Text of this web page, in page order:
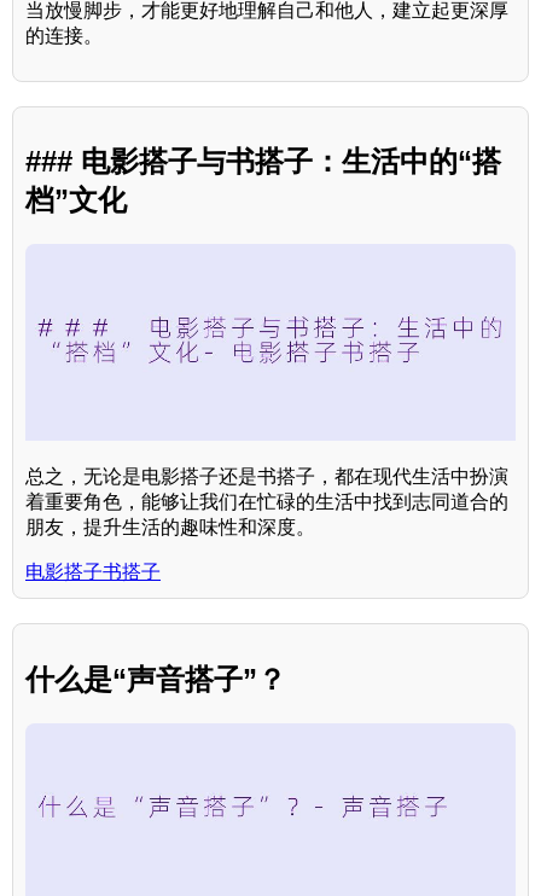
当放慢脚步，才能更好地理解自己和他人，建立起更深厚
的连接。
### 电影搭子与书搭子：生活中的“搭
档”文化
总之，无论是电影搭子还是书搭子，都在现代生活中扮演
着重要角色，能够让我们在忙碌的生活中找到志同道合的
朋友，提升生活的趣味性和深度。
电影搭子书搭子
什么是“声音搭子”？